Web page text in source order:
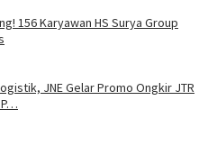
156 Karyawan HS Surya Group
JNE Gelar Promo Ongkir JTR
P…